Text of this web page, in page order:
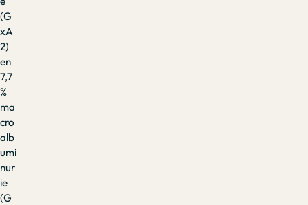
(G
xA
2)
en
7,7
%
ma
cro
alb
umi
nur
ie
(G